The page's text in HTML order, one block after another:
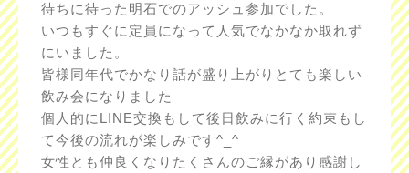
待ちに待った明石でのアッシュ参加でした。
いつもすぐに定員になって人気でなかなか取れず
にいました。
皆様同年代でかなり話が盛り上がりとても楽しい
飲み会になりました
個人的にLINE交換もして後日飲みに行く約束もし
て今後の流れが楽しみです^_^
女性とも仲良くなりたくさんのご縁があり感謝し